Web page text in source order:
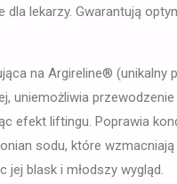
dla lekarzy. Gwarantują
na Argireline® (unikalny
uniemożliwia
efekt liftingu. Poprawia
sodu, które wzmacniają
blask i młodszy wygląd.